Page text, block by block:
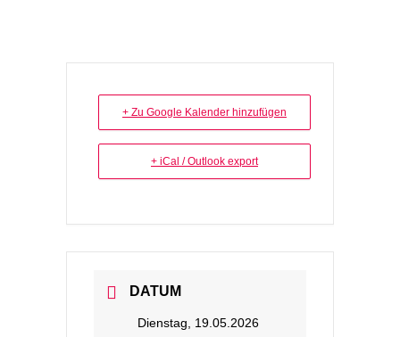
+ Zu Google Kalender hinzufügen
+ iCal / Outlook export
DATUM
Dienstag, 19.05.2026